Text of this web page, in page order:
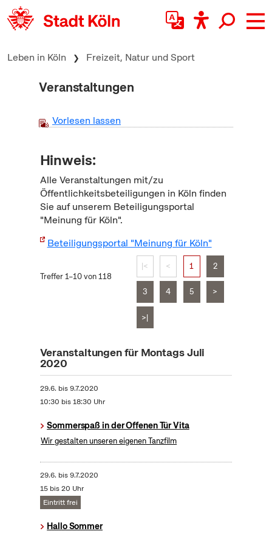
zum Inhalt springen
Leben in Köln Freizeit, Natur und Sport
Veranstaltungen
Vorlesen lassen
Hinweis:
Alle Veranstaltungen mit/zu
Öffentlichkeitsbeteiligungen in Köln finden
Sie auf unserem Beteiligungsportal
"Meinung für Köln".
Beteiligungsportal "Meinung für Köln"
Treffer 1–10 von 118
|< < 1 2
3 4 5 >
>|
Veranstaltungen für Montags Juli
2020
29.6. bis9.7.2020
10:30 bis 18:30 Uhr
Sommerspaß in der Offenen Tür Vita
Wir gestalten unseren eigenen Tanzfilm
29.6. bis9.7.2020
15 bis 20 Uhr
Eintritt frei
Hallo Sommer